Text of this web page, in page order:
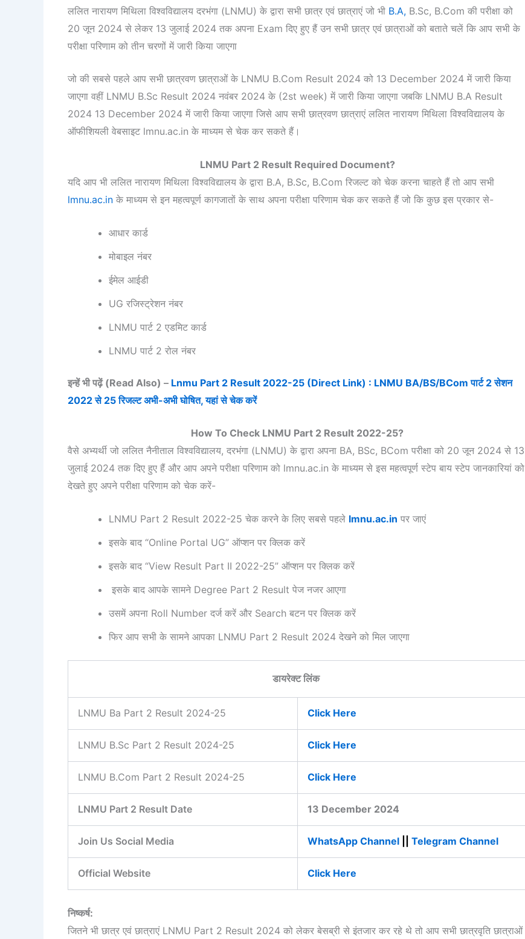
ललित नारायण मिथिला विश्वविद्यालय दरभंगा (LNMU) के द्वारा सभी छात्र एवं छात्राएं जो भी B.A, B.Sc, B.Com की परीक्षा को
20 जून 2024 से लेकर 13 जुलाई 2024 तक अपना Exam दिए हुए हैं उन सभी छात्र एवं छात्राओं को बताते चलें कि आप सभी के
परीक्षा परिणाम को तीन चरणों में जारी किया जाएगा
जो की सबसे पहले आप सभी छात्रवण छात्राओं के LNMU B.Com Result 2024 को 13 December 2024 में जारी किया
जाएगा वहीं LNMU B.Sc Result 2024 नवंबर 2024 के (2st week) में जारी किया जाएगा जबकि LNMU B.A Result
2024 13 December 2024 में जारी किया जाएगा जिसे आप सभी छात्रवण छात्राएं ललित नारायण मिथिला विश्वविद्यालय के
ऑफीशियली वेबसाइट lmnu.ac.in के माध्यम से चेक कर सकते हैं।
LNMU Part 2 Result Required Document?
यदि आप भी ललित नारायण मिथिला विश्वविद्यालय के द्वारा B.A, B.Sc, B.Com रिजल्ट को चेक करना चाहते हैं तो आप सभी
lmnu.ac.in के माध्यम से इन महत्वपूर्ण कागजातों के साथ अपना परीक्षा परिणाम चेक कर सकते हैं जो कि कुछ इस प्रकार से-
आधार कार्ड
मोबाइल नंबर
ईमेल आईडी
UG रजिस्ट्रेशन नंबर
LNMU पार्ट 2 एडमिट कार्ड
LNMU पार्ट 2 रोल नंबर
इन्हें भी पढ़ें(Read Also) – Lnmu Part 2 Result 2022-25 (Direct Link) : LNMU BA/BS/BCom पार्ट 2 सेशन
2022 से 25 रिजल्ट अभी-अभी घोषित, यहां से चेक करें
How To Check LNMU Part 2 Result 2022-25?
वैसे अभ्यर्थी जो ललित नैनीताल विश्वविद्यालय, दरभंगा (LNMU) के द्वारा अपना BA, BSc, BCom परीक्षा को 20 जून 2024 से 13
जुलाई 2024 तक दिए हुए हैं और आप अपने परीक्षा परिणाम को lmnu.ac.in के माध्यम से इस महत्वपूर्ण स्टेप बाय स्टेप जानकारियां को
देखते हुए अपने परीक्षा परिणाम को चेक करें-
LNMU Part 2 Result 2022-25 चेक करने के लिए सबसे पहले lmnu.ac.in पर जाएं
इसके बाद “Online Portal UG” ऑप्शन पर क्लिक करें
इसके बाद “View Result Part II 2022-25” ऑप्शन पर क्लिक करें
इसके बाद आपके सामने Degree Part 2 Result पेज नजर आएगा
उसमें अपना Roll Number दर्ज करें और Search बटन पर क्लिक करें
फिर आप सभी के सामने आपका LNMU Part 2 Result 2024 देखने को मिल जाएगा
डायरेक्ट लिंक
LNMU Ba Part 2 Result 2024-25 Click Here
LNMU B.Sc Part 2 Result 2024-25 Click Here
LNMU B.Com Part 2 Result 2024-25 Click Here
LNMU Part 2 Result Date 13 December 2024
Join Us Social Media WhatsApp Channel Telegram Channel
Official Website Click Here
निष्कर्ष:
जितने भी छात्र एवं छात्राएं LNMU Part 2 Result 2024 को लेकर बेसब्री से इंतजार कर रहे थे तो आप सभी छात्रवृति छात्राओं